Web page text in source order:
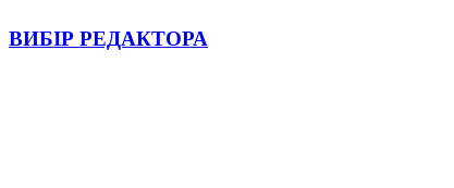
ВИБІР РЕДАКТОРА